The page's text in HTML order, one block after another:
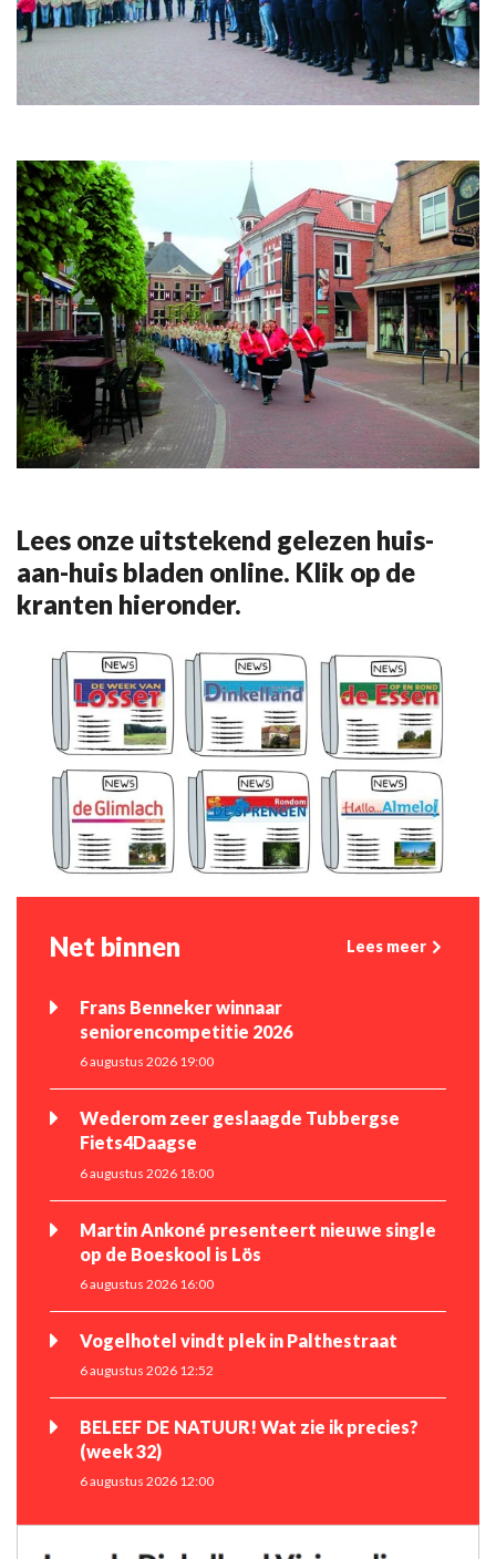
Lees onze uitstekend gelezen huis-
aan-huis bladen online. Klik op de
kranten hieronder.
Net binnen Lees meer
Frans Benneker winnaar
seniorencompetitie 2026
6 augustus 2026 19:00
Wederom zeer geslaagde Tubbergse
Fiets4Daagse
6 augustus 2026 18:00
Martin Ankoné presenteert nieuwe single
op de Boeskool is Lös
6 augustus 2026 16:00
Vogelhotel vindt plek in Palthestraat
6 augustus 2026 12:52
BELEEF DE NATUUR! Wat zie ik precies?
(week 32)
6 augustus 2026 12:00